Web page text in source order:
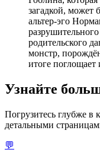
загадкой, может
альтер-эго
родительского
монстр,
итоге поглощает
Узнайте
Погрузитесь глубже
детальными
💬